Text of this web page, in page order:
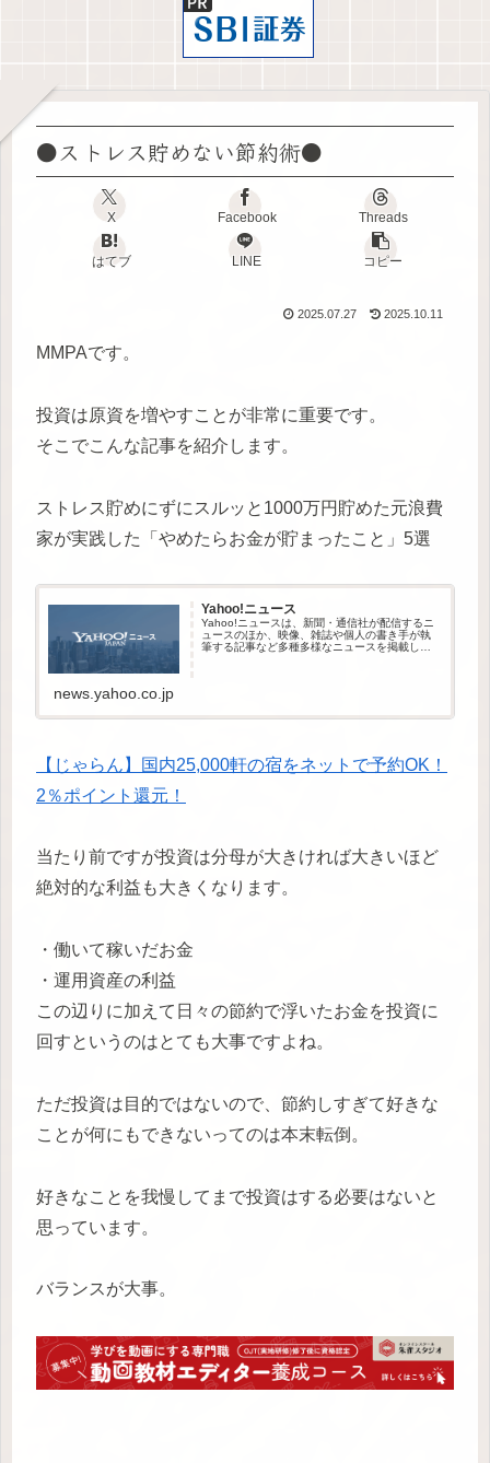
●ストレス貯めない節約術●
X Facebook Threads
はてブ LINE コピー
2025.07.27 2025.10.11
MMPAです。
投資は原資を増やすことが非常に重要です。
そこでこんな記事を紹介します。
ストレス貯めにずにスルッと1000万円貯めた元浪費
家が実践した「やめたらお金が貯まったこと」5選
Yahoo!ニュース
Yahoo!ニュースは、新聞・通信社が配信するニ
ュースのほか、映像、雑誌や個人の書き手が執
筆する記事など多種多様なニュースを掲載して
news.yahoo.co.jp
【じゃらん】国内25,000軒の宿をネットで予約OK！
2％ポイント還元！
当たり前ですが投資は分母が大きければ大きいほど
絶対的な利益も大きくなります。
・働いて稼いだお金
・運用資産の利益
この辺りに加えて日々の節約で浮いたお金を投資に
回すというのはとても大事ですよね。
ただ投資は目的ではないので、節約しすぎて好きな
ことが何にもできないってのは本末転倒。
好きなことを我慢してまで投資はする必要はないと
思っています。
バランスが大事。